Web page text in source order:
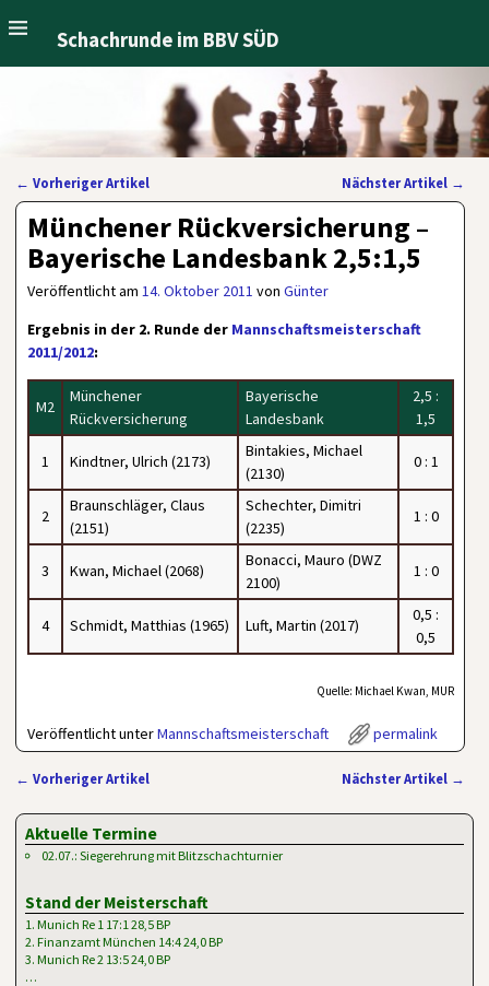
Schachrunde im BBV SÜD
Artikelnavigation
← Vorheriger Artikel Nächster Artikel →
Münchener Rückversicherung –
Bayerische Landesbank 2,5:1,5
Veröffentlicht am14. Oktober 2011 vonGünter
Ergebnis in der 2. Runde der Mannschaftsmeisterschaft
2011/2012:
M2
Münchener
Rückversicherung
Bayerische
Landesbank
2,5 :
1,5
1 Kindtner, Ulrich (2173)
Bintakies, Michael
(2130)
0 : 1
2
Braunschläger, Claus
(2151)
Schechter, Dimitri
(2235)
1 : 0
3 Kwan, Michael (2068)
Bonacci, Mauro (DWZ
2100)
1 : 0
4 Schmidt, Matthias (1965) Luft, Martin (2017)
0,5 :
0,5
Quelle: Michael Kwan, MUR
Veröffentlicht unterMannschaftsmeisterschaft permalink
← Vorheriger Artikel Nächster Artikel →
Aktuelle Termine
02.07.: Siegerehrung mit Blitzschachturnier
Stand der Meisterschaft
1. Munich Re 1 17:1 28,5 BP
2. Finanzamt München 14:4 24,0 BP
3. Munich Re 2 13:5 24,0 BP
…